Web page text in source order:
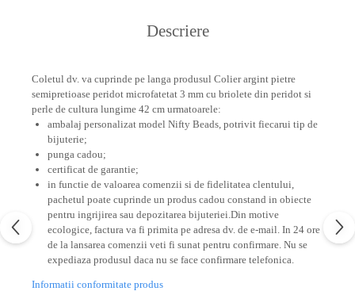
Descriere
Coletul dv. va cuprinde pe langa produsul Colier argint pietre
semipretioase peridot microfatetat 3 mm cu briolete din peridot si
perle de cultura lungime 42 cm urmatoarele:
ambalaj personalizat model Nifty Beads, potrivit fiecarui tip de
bijuterie;
punga cadou;
certificat de garantie;
in functie de valoarea comenzii si de fidelitatea clentului,
pachetul poate cuprinde un produs cadou constand in obiecte
pentru ingrijirea sau depozitarea bijuteriei.Din motive
ecologice, factura va fi primita pe adresa dv. de e-mail. In 24 ore
de la lansarea comenzii veti fi sunat pentru confirmare. Nu se
expediaza produsul daca nu se face confirmare telefonica.
Informatii conformitate produs